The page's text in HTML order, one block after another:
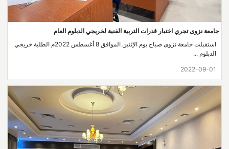
جامعة نزوى تجري اختبار قدرات التربية الفنية لخريجي الدبلوم العام
استقبلت جامعة نزوى صباح يوم الإثنين الموافق 8 أغسطس 2022م الطلبة خريجي
الدبلوم ...
2022-09-01